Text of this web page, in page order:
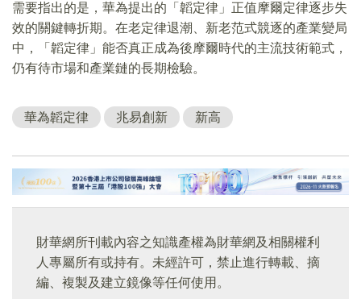
需要指出的是，華為提出的「韜定律」正值摩爾定律逐步失
效的關鍵轉折期。在老定律退潮、新老范式競逐的產業變局
中，「韜定律」能否真正成為後摩爾時代的主流技術範式，
仍有待市場和產業鏈的長期檢驗。
華為韜定律 兆易創新 新高
財華網所刊載內容之知識產權為財華網及相關權利
人專屬所有或持有。未經許可，禁止進行轉載、摘
編、複製及建立鏡像等任何使用。